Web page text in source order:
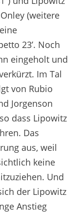
(weitere
23’. Noch
eingeholt und
Im Tal
von Rubio
Jorgenson
dass Lipowitz
Das
aus, weil
keine
Und
der Lipowitz
Anstieg